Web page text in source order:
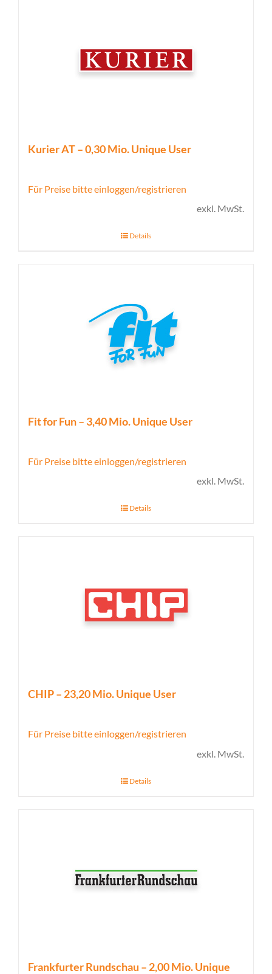
Kurier AT – 0,30 Mio. Unique User
Für Preise bitte einloggen/registrieren
exkl. MwSt.
Details
Fit for Fun – 3,40 Mio. Unique User
Für Preise bitte einloggen/registrieren
exkl. MwSt.
Details
CHIP – 23,20 Mio. Unique User
Für Preise bitte einloggen/registrieren
exkl. MwSt.
Details
Frankfurter Rundschau – 2,00 Mio. Unique